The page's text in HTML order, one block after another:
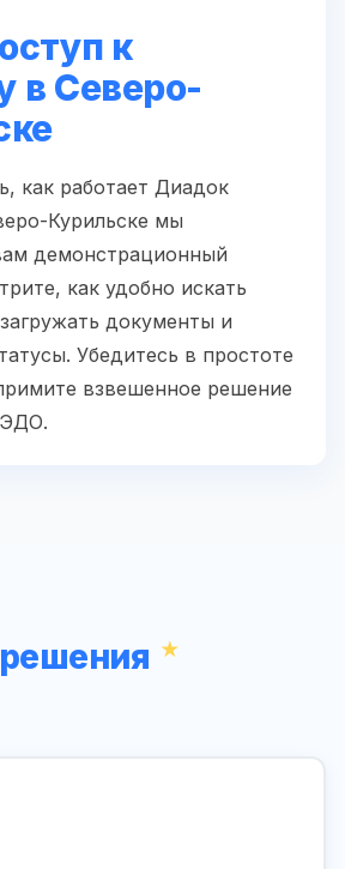
к
в Северо-
как работает Диадок
Курильске мы
демонстрационный
как удобно искать
документы и
Убедитесь в простоте
взвешенное решение